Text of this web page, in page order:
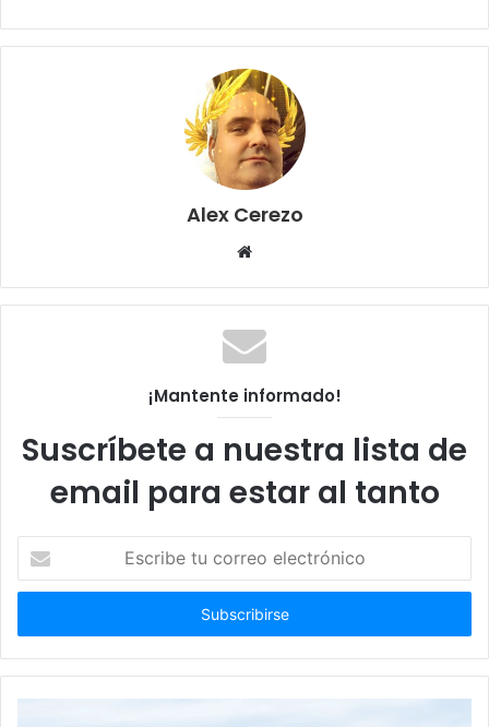
Alex Cerezo
Sitio
¡Mantente informado!
Suscríbete a nuestra lista de
email para estar al tanto
correo